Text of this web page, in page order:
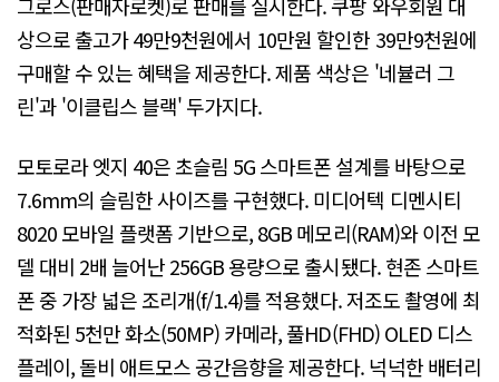
상으로 출고가 49만9천원에서 10만원 할인한 39만9천원에
구매할 수 있는 혜택을 제공한다. 제품 색상은 '네뷸러 그
린'과 '이클립스 블랙' 두가지다.
모토로라 엣지 40은 초슬림 5G 스마트폰 설계를 바탕으로
7.6mm의 슬림한 사이즈를 구현했다. 미디어텍 디멘시티
8020 모바일 플랫폼 기반으로, 8GB 메모리(RAM)와 이전 모
델 대비 2배 늘어난 256GB 용량으로 출시됐다. 현존 스마트
폰 중 가장 넓은 조리개(f/1.4)를 적용했다. 저조도 촬영에 최
적화된 5천만 화소(50MP) 카메라, 풀HD(FHD) OLED 디스
플레이, 돌비 애트모스 공간음향을 제공한다. 넉넉한 배터리